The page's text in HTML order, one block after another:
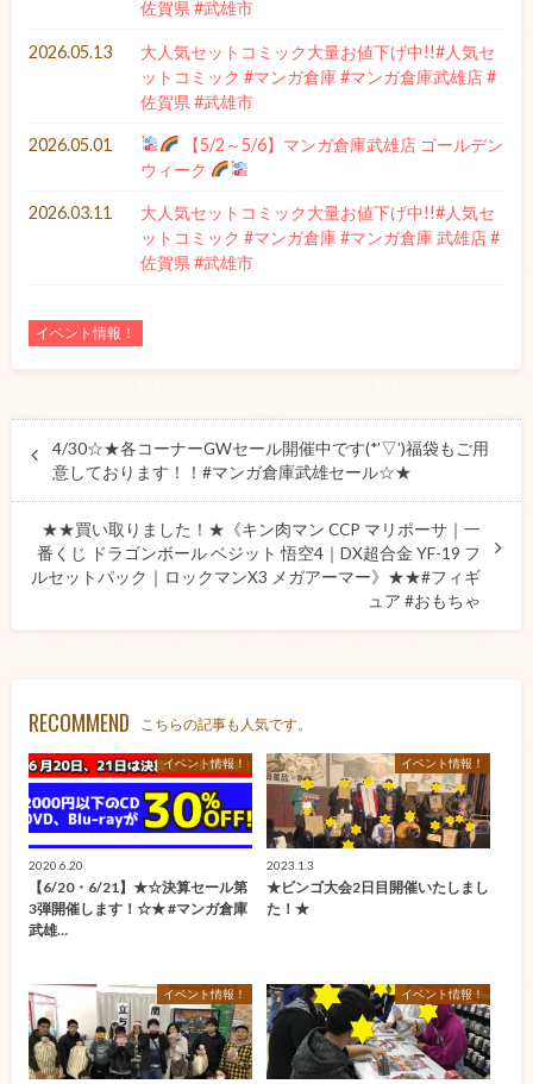
佐賀県 #武雄市
2026.05.13
大人気セットコミック大量お値下げ中!!#人気セ
ットコミック #マンガ倉庫 #マンガ倉庫武雄店 #
佐賀県 #武雄市
2026.05.01
【5/2～5/6】マンガ倉庫武雄店 ゴールデン
ウィーク
2026.03.11
大人気セットコミック大量お値下げ中!!#人気セ
ットコミック #マンガ倉庫 #マンガ倉庫 武雄店 #
佐賀県 #武雄市
イベント情報！
4/30☆★各コーナーGWセール開催中です(*’▽’)福袋もご用
意しております！！#マンガ倉庫武雄セール☆★
★★買い取りました！★《キン肉マン CCP マリポーサ｜一
番くじ ドラゴンボール ベジット 悟空4｜DX超合金 YF-19 フ
ルセットパック｜ロックマンX3 メガアーマー》★★#フィギ
ュア #おもちゃ
RECOMMEND こちらの記事も人気です。
イベント情報！
2020.6.20
【6/20・6/21】★☆決算セール第
3弾開催します！☆★ #マンガ倉庫
武雄…
イベント情報！
2023.1.3
★ビンゴ大会2日目開催いたしまし
た！★
イベント情報！ イベント情報！